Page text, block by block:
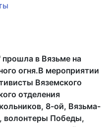
прошла в Вязьме на
огня.В мероприятии
Вяземского
отделения
8-ой, Вязьма-
волонтеры Победы,